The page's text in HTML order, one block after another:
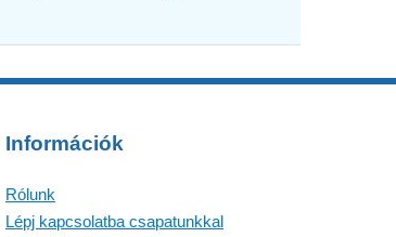
Információk
Rólunk
Lépj kapcsolatba csapatunkkal